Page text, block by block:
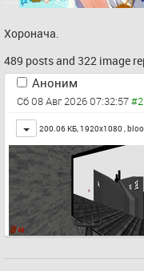
Хоронача.
489 posts and 322 image
Аноним
Сб 08 Авг 2026 07:32:57
Toggle
200.06 КБ, 1920x1080 ,